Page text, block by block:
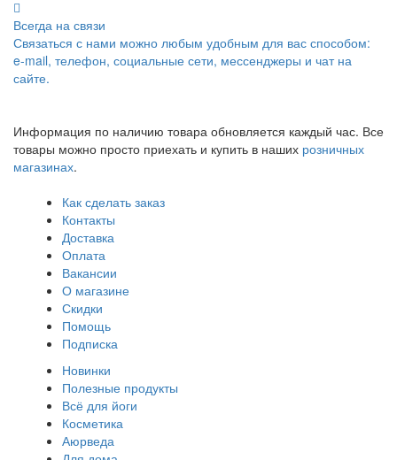
Всегда на связи
Связаться с нами можно любым удобным для вас способом:
e-mail, телефон, социальные сети, мессенджеры и чат на
сайте.
Информация по наличию товара обновляется каждый час. Все
товары можно просто приехать и купить в наших розничных
магазинах.
Как сделать заказ
Контакты
Доставка
Оплата
Вакансии
О магазине
Скидки
Помощь
Подписка
Новинки
Полезные продукты
Всё для йоги
Косметика
Аюрведа